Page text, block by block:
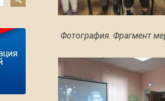
Фотография. Фрагмент